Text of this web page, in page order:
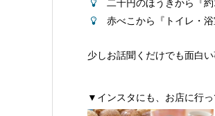
二千円のほうきから『約
赤べこから『トイレ・
少しお話聞くだけでも面白
▼インスタにも、お店に行